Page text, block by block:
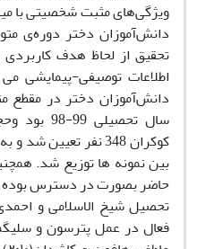
ویژگی‌های مثبت شخصیتی با
دانش‌آموزان دختر دوره‌ی
تحقیق از لحاظ هدف
اطلاعات توصیفی-پیمایشی
دانش‌آموزان دختر در مقطع
سال
کوکران 348 نفر
بین نمونه ها توزیع شد.
حاضر بصورت در دسترس بوده